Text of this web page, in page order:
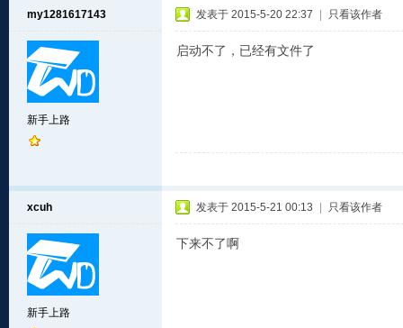
my1281617143
新手上路
发表于 2015-5-20 22:37 只看该作者
启动不了，已经有文件了
xcuh
新手上路
发表于 2015-5-21 00:13 只看该作者
下来不了啊